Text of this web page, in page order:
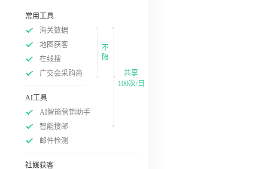
常用工具
海关数据
地图获客
在线搜
广交会采购商
不
限
AI工具
AI智能营销助手
智能搜邮
邮件检测
社媒获客
共享
100次/日